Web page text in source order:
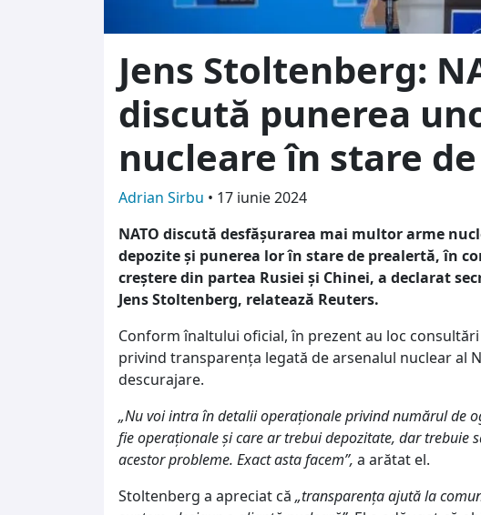
Jens Stoltenberg:
discută punerea
nucleare în stare
Adrian Sirbu • 17 iunie 2024
NATO discută desfăşurarea mai multor arme
depozite şi punerea lor în stare de prealertă, în
creştere din partea Rusiei şi Chinei, a declarat
Jens Stoltenberg, relatează Reuters.
Conform înaltului oficial, în prezent au loc
privind transparenţa legată de arsenalul nuclear al
descurajare.
„Nu voi intra în detalii operaţionale privind numărul de
fie operaţionale şi care ar trebui depozitate, dar trebuie
acestor probleme. Exact asta facem”, a arătat el.
Stoltenberg a apreciat că „transparenţa ajută la